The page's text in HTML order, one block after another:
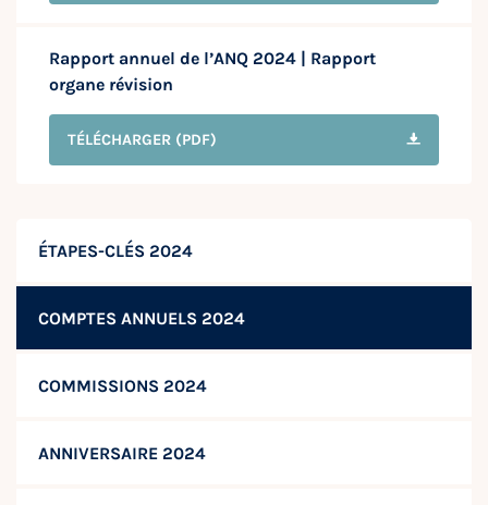
ÉTAPES-CLÉS 2024
COMPTES ANNUELS 2024
COMMISSIONS 2024
ANNIVERSAIRE 2024
Rapport annuel de l’ANQ 2024 | Rapport
organe révision
TÉLÉCHARGER (PDF)